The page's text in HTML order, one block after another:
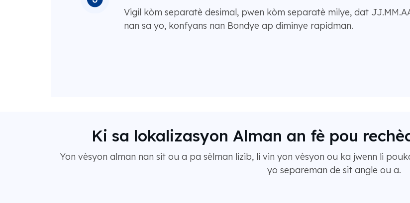
Vigil kòm separatè desimal, pwen kòm separatè milye, dat
nan sa yo, konfyans nan Bondye ap diminye rapidman.
Ki sa lokalizasyon Alman an fè pou
Yon vèsyon alman nan sit ou a pa sèlman lizib, li vin yon vèsyon ou ka jwenn li
yo separeman de sit angle ou a.